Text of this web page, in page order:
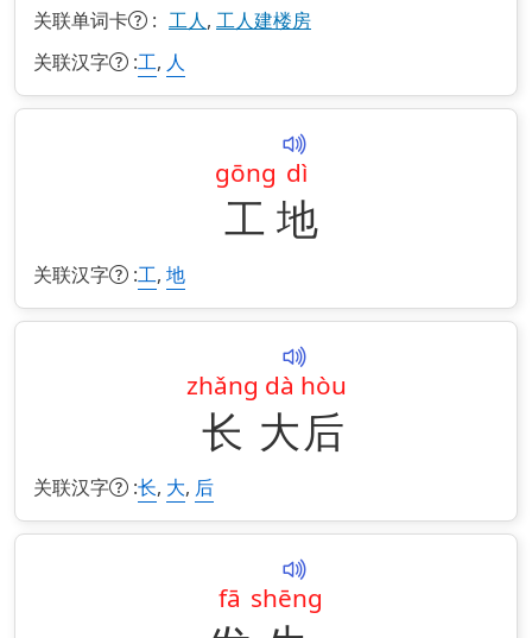
关联单词卡 : 工人 , 工人建楼房
关联汉字 :工, 人
工
gōng
地
dì
关联汉字 :工, 地
长
zhǎng
大
dà
后
hòu
关联汉字 :长, 大, 后
fā shēng